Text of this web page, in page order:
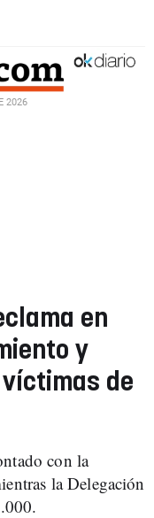
2026
en
y
de
con la
la Delegación